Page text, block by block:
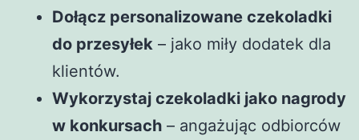
Dołącz personalizowane czekoladki
do przesyłek – jako miły dodatek dla
klientów.
Wykorzystaj czekoladki jako nagrody
w konkursach – angażując odbiorców